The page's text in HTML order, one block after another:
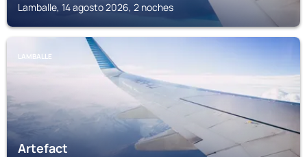
Lamballe, 14 agosto 2026, 2 noches
LAMBALLE
Artefact